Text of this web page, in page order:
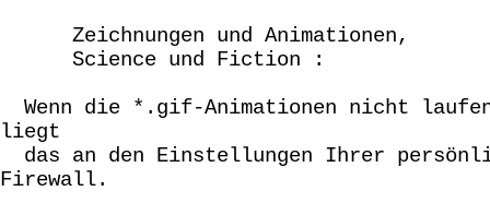
Zeichnungen und Animationen,
Science und Fiction :
Wenn die *.gif-Animationen nicht
liegt
das an den Einstellungen Ihrer
Firewall.